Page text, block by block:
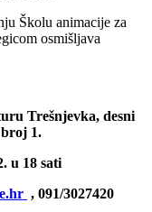
Školu animacije za
osmišljava
Trešnjevka, desni
1.
u 18 sati
, 091/3027420